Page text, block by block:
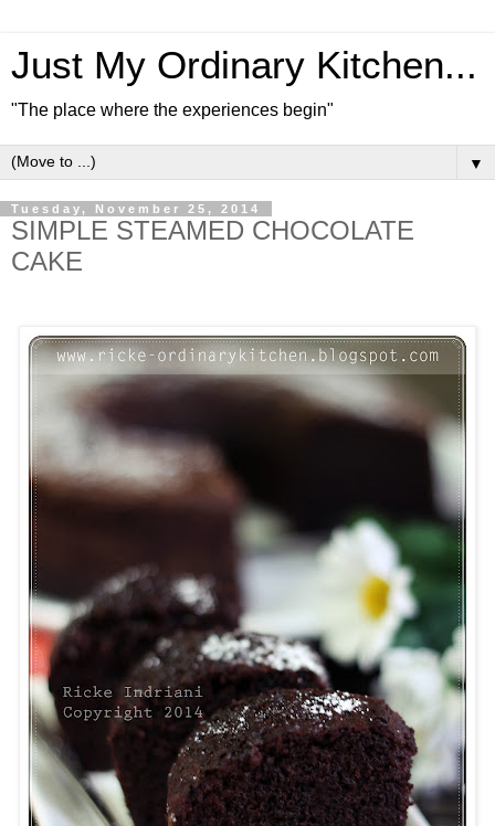
Just My Ordinary Kitchen...
"The place where the experiences begin"
▼
Tuesday, November 25, 2014
SIMPLE STEAMED CHOCOLATE
CAKE